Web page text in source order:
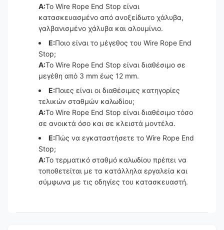
Α:Το Wire Rope End Stop είναι
κατασκευασμένο από ανοξείδωτο χάλυβα,
γαλβανισμένο χάλυβα και αλουμίνιο.
Ε:Ποιο είναι το μέγεθος του Wire Rope End
Stop;
Α:Το Wire Rope End Stop είναι διαθέσιμο σε
μεγέθη από 3 mm έως 12 mm.
Ε:Ποιες είναι οι διαθέσιμες κατηγορίες
τελικών σταθμών καλωδίου;
Α:Το Wire Rope End Stop είναι διαθέσιμο τόσο
σε ανοικτά όσο και σε κλειστά μοντέλα.
Ε:Πώς να εγκαταστήσετε το Wire Rope End
Stop;
Α:Το τερματικό σταθμό καλωδίου πρέπει να
τοποθετείται με τα κατάλληλα εργαλεία και
σύμφωνα με τις οδηγίες του κατασκευαστή.